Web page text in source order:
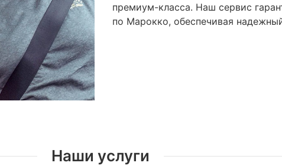
премиум-класса. Наш сервис
по Марокко, обеспечивая
Наши услуги